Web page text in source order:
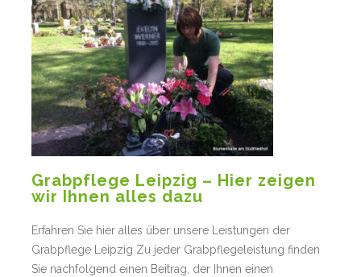
Grabpflege Leipzig – Hier zeigen
wir Ihnen alles dazu
Erfahren Sie hier alles über unsere Leistungen der
Grabpflege Leipzig Zu jeder Grabpflegeleistung finden
Sie nachfolgend einen Beitrag, der Ihnen einen